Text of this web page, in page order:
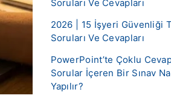
Soruları Ve Cevapları
2026 | 15 İşyeri Güvenliği
Soruları Ve Cevapları
PowerPoint’te Çoklu
Sorular İçeren Bir Sınav
Yapılır?